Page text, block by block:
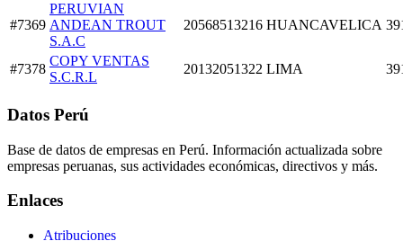
#7369
PERUVIAN
ANDEAN TROUT
S.A.C
20568513216 HUANCAVELICA
#7378
COPY VENTAS
S.C.R.L
20132051322 LIMA
Datos Perú
Base de datos de empresas en Perú. Información actualizada sobre
empresas peruanas, sus actividades económicas, directivos y más.
Enlaces
Atribuciones